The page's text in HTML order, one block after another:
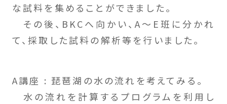
な試料を集めることができました。
その後、BKCへ向かい、A～E班に分かれ
て、採取した試料の解析等を行いました。
A講座 : 琵琶湖の水の流れを考えてみる。
水の流れを計算するプログラムを利用し